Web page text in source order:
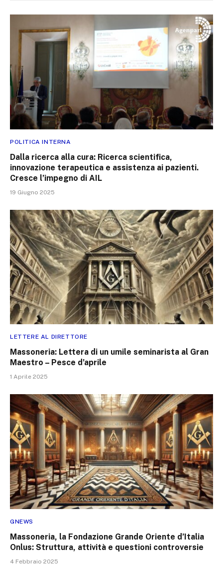
POLITICA INTERNA
Dalla ricerca alla cura: Ricerca scientifica,
innovazione terapeutica e assistenza ai pazienti.
Cresce l’impegno di AIL
19 Giugno 2025
LETTERE AL DIRETTORE
Massoneria: Lettera di un umile seminarista al Gran
Maestro – Pesce d’aprile
1 Aprile 2025
GNEWS
Massoneria, la Fondazione Grande Oriente d’Italia
Onlus: Struttura, attività e questioni controversie
4 Febbraio 2025